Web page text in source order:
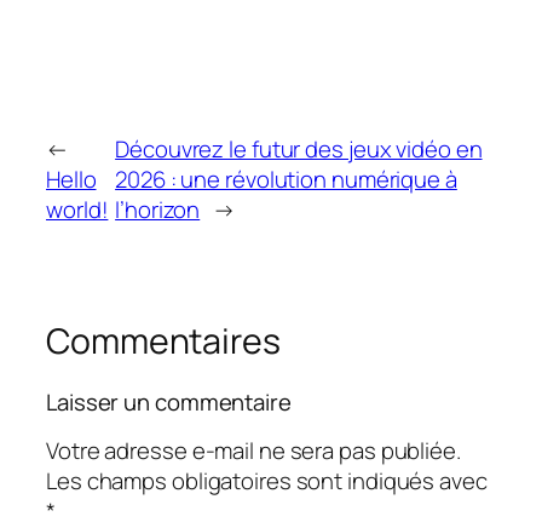
←
Hello
world!
Découvrez le futur des jeux vidéo en
2026 : une révolution numérique à
l’horizon →
Commentaires
Laisser un commentaire
Votre adresse e-mail ne sera pas publiée.
Les champs obligatoires sont indiqués avec
*